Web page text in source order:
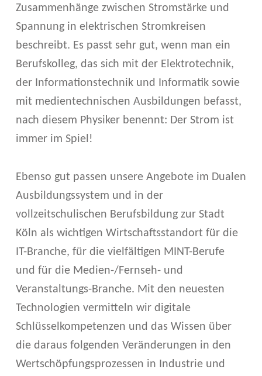
Zusammenhänge zwischen Stromstärke und
Spannung in elektrischen Stromkreisen
beschreibt. Es passt sehr gut, wenn man ein
Berufskolleg, das sich mit der Elektrotechnik,
der Informationstechnik und Informatik sowie
mit medientechnischen Ausbildungen befasst,
nach diesem Physiker benennt: Der Strom ist
immer im Spiel!
Ebenso gut passen unsere Angebote im Dualen
Ausbildungssystem und in der
vollzeitschulischen Berufsbildung zur Stadt
Köln als wichtigen Wirtschaftsstandort für die
IT-Branche, für die vielfältigen MINT-Berufe
und für die Medien-/Fernseh- und
Veranstaltungs-Branche. Mit den neuesten
Technologien vermitteln wir digitale
Schlüsselkompetenzen und das Wissen über
die daraus folgenden Veränderungen in den
Wertschöpfungsprozessen in Industrie und